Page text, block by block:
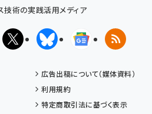
技術の実践活用メディア
X(エックス)BlueskyGoogleニュ
RSS
広告出稿について（媒体資料）
利用規約
特定商取引法に基づく表示